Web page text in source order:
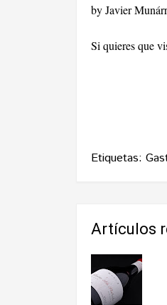
by Javier
Si quieres que
Etiquetas:
Artículos